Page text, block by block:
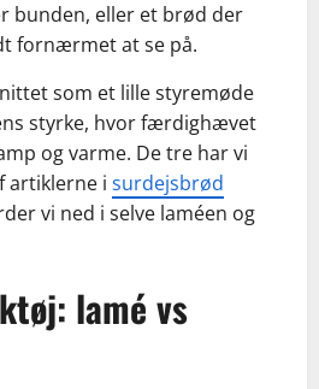
bunden, eller et brød der
fornærmet at se på.
som et lille styremøde
styrke, hvor færdighævet
og varme. De tre har vi
artiklerne i surdejsbrød
vi ned i selve laméen og
lamé vs